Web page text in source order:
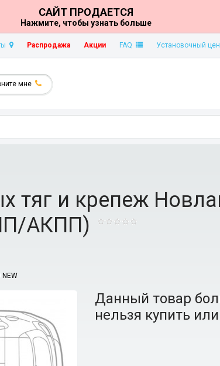
САЙТ ПРОДАЕТСЯ
Нажмите, чтобы узнать больше
Распродажа Акции FAQ Установочный
мне
тяг и крепеж
АКПП)
NEW
Данный товар
нельзя купить